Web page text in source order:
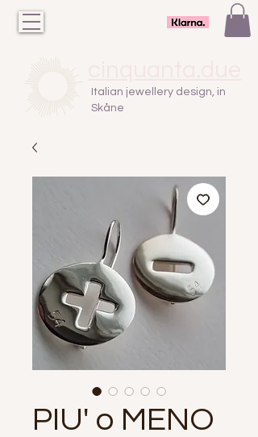
Italian jewellery design, in
Skåne
PIU' o MENO